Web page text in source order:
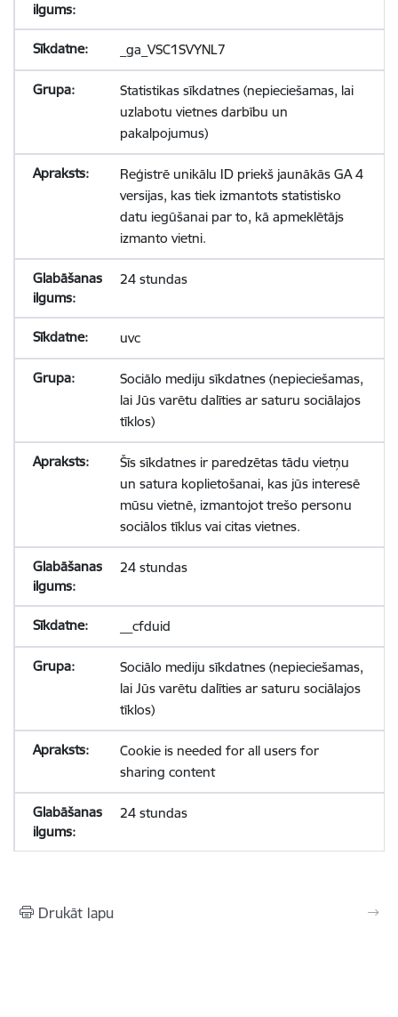
_ga_VSC1SVYNL7
Statistikas sīkdatnes (nepieciešamas, lai
uzlabotu vietnes darbību un
pakalpojumus)
Reģistrē unikālu ID priekš jaunākās GA 4
versijas, kas tiek izmantots statistisko
datu iegūšanai par to, kā apmeklētājs
izmanto vietni.
24 stundas
uvc
Sociālo mediju sīkdatnes (nepieciešamas,
lai Jūs varētu dalīties ar saturu sociālajos
tīklos)
Šīs sīkdatnes ir paredzētas tādu vietņu
un satura koplietošanai, kas jūs interesē
mūsu vietnē, izmantojot trešo personu
sociālos tīklus vai citas vietnes.
24 stundas
__cfduid
Sociālo mediju sīkdatnes (nepieciešamas,
lai Jūs varētu dalīties ar saturu sociālajos
tīklos)
Cookie is needed for all users for
sharing content
24 stundas
Drukāt lapu